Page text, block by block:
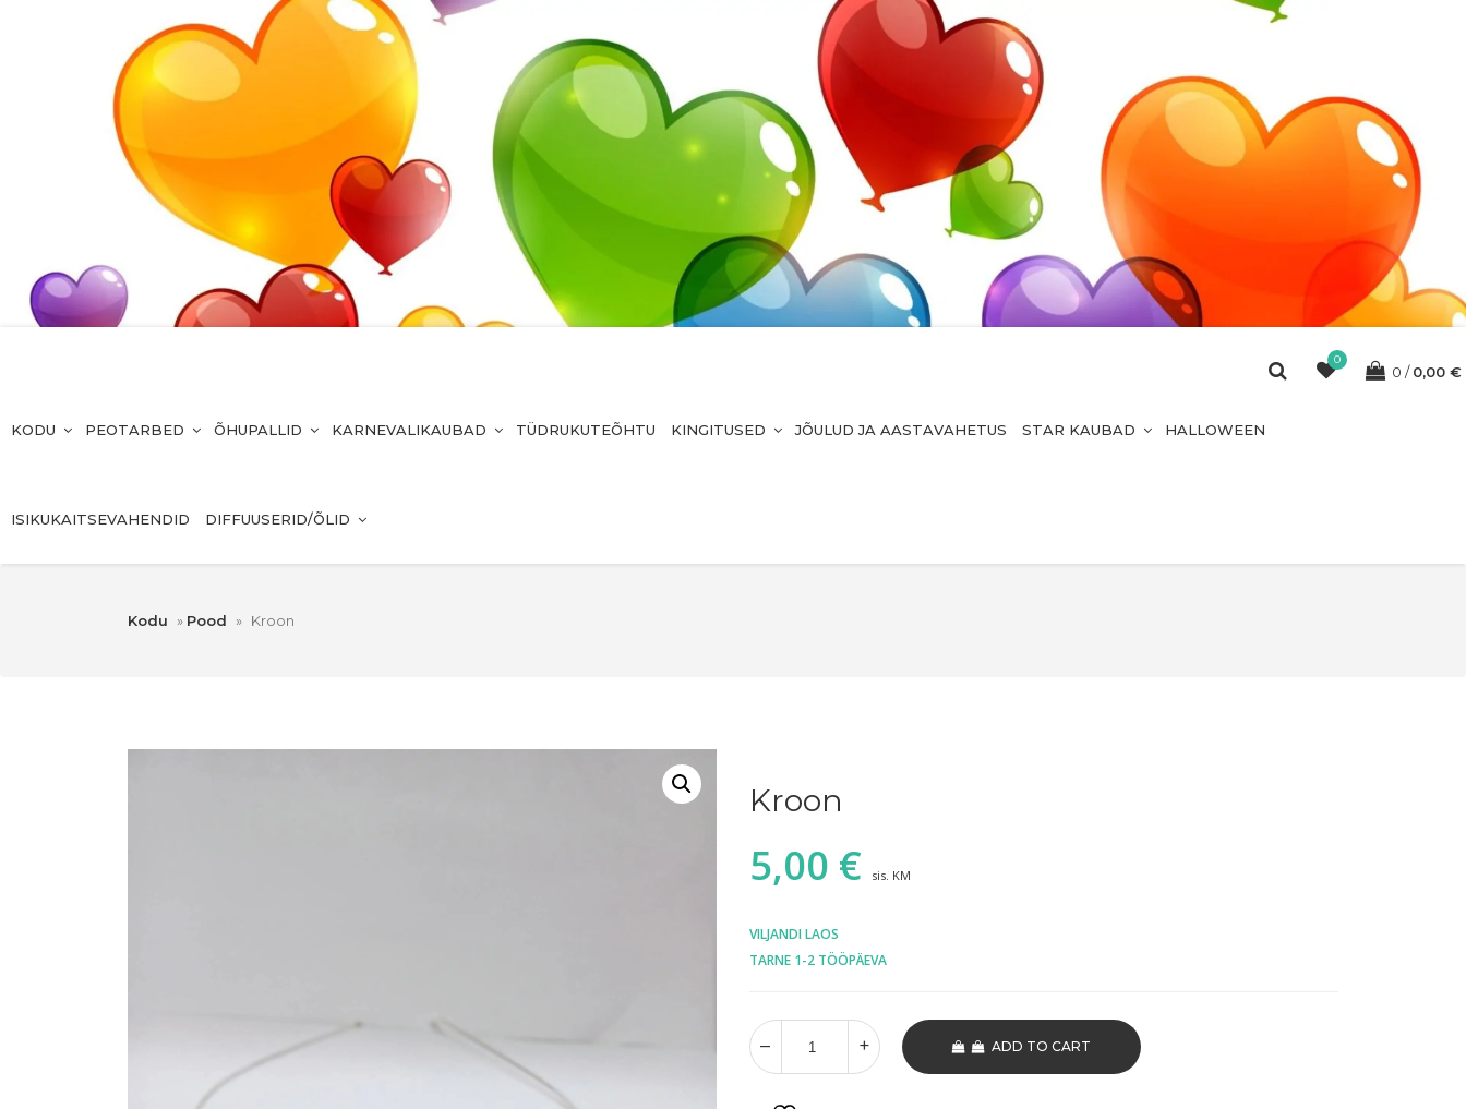
0
0 0,00 €
KODU PEOTARBED ÕHUPALLID KARNEVALIKAUBAD TÜDRUKUTEÕHTU KINGITUSED JÕULUD JA AASTAVAHETUS STAR KAUBAD HALLOWEEN
ISIKUKAITSEVAHENDID DIFFUUSERID/ÕLID
Kodu » Pood » Kroon
Kroon
5,00 € sis. KM
VILJANDI LAOS
TARNE 1-2 TÖÖPÄEVA
ADD TO CART